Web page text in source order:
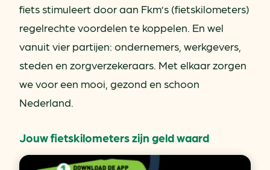
fiets stimuleert door aan Fkm’s (fietskilometers)
regelrechte voordelen te koppelen. En wel
vanuit vier partijen: ondernemers, werkgevers,
steden en zorgverzekeraars. Met elkaar zorgen
we voor een mooi, gezond en schoon
Nederland.
Jouw fietskilometers zijn geld waard